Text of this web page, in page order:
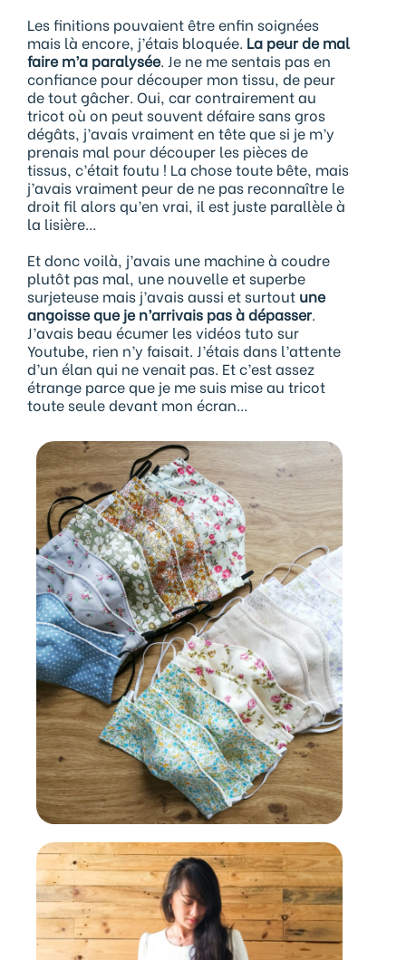
Les finitions pouvaient être enfin soignées
mais là encore, j’étais bloquée. La peur de mal
faire m’a paralysée. Je ne me sentais pas en
confiance pour découper mon tissu, de peur
de tout gâcher. Oui, car contrairement au
tricot où on peut souvent défaire sans gros
dégâts, j’avais vraiment en tête que si je m’y
prenais mal pour découper les pièces de
tissus, c’était foutu ! La chose toute bête, mais
j’avais vraiment peur de ne pas reconnaître le
droit fil alors qu’en vrai, il est juste parallèle à
la lisière…
Et donc voilà, j’avais une machine à coudre
plutôt pas mal, une nouvelle et superbe
surjeteuse mais j’avais aussi et surtout une
angoisse que je n’arrivais pas à dépasser.
J’avais beau écumer les vidéos tuto sur
Youtube, rien n’y faisait. J’étais dans l’attente
d’un élan qui ne venait pas. Et c’est assez
étrange parce que je me suis mise au tricot
toute seule devant mon écran…